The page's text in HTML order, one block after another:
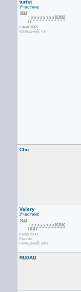
turist
Участник
с фев 2005
Сообщений: 40
Chu
Valery
Участник
с мар 2003
Россия
Сообщений: 5821
RU0AU